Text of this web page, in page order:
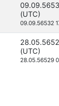
(UTC)
09.09.56532
(UTC)
28.05.56529